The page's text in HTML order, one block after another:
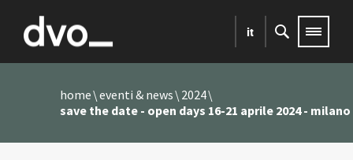
it
home eventi & news 2024
save the date - open days 16-21 aprile 2024 - milano